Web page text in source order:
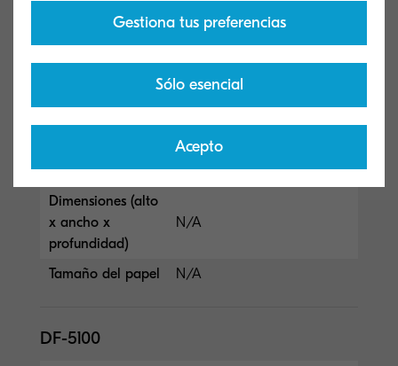
Opciones de gestión del papel
5110 / DF-5120 / MT-5100
Capacidad (hojas)
N/A
Dimensiones (alto
x ancho x
profundidad)
N/A
Tamaño del papel N/A
DF-5100
Gestiona tus preferencias
Sólo esencial
Acepto